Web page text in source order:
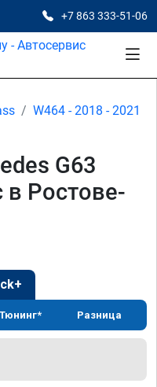
+7 863 333-51-06
W464 - 2018 - 2021
G63
в Ростове-
Тюнинг* Разница